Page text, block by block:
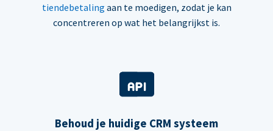
tiendebetaling aan te moedigen, zodat je kan
concentreren op wat het belangrijkst is.
Behoud je huidige CRM systeem